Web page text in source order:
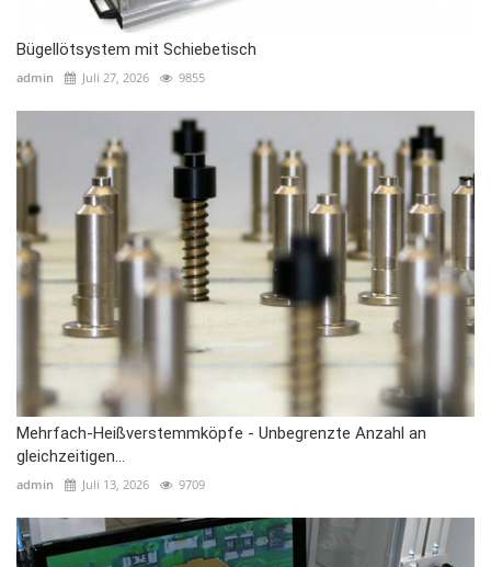
Bügellötsystem mit Schiebetisch
admin Juli 27, 2026 9855
Mehrfach-Heißverstemmköpfe - Unbegrenzte Anzahl an
gleichzeitigen...
admin Juli 13, 2026 9709